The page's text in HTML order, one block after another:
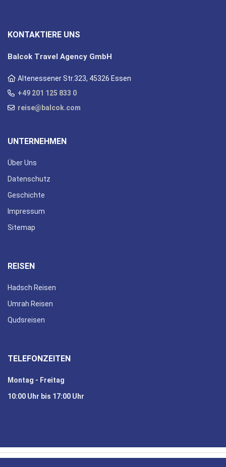
KONTAKTIERE UNS
Balcok Travel Agency GmbH
Altenessener Str.323, 45326 Essen
+49 201 125 833 0
reise@balcok.com
UNTERNEHMEN
Über Uns
Datenschutz
Geschichte
Impressum
Sitemap
REISEN
Hadsch Reisen
Umrah Reisen
Qudsreisen
TELEFONZEITEN
Montag - Freitag
10:00 Uhr bis 17:00 Uhr